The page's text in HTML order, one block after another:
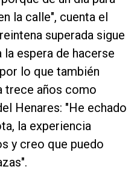
la calle", cuenta el
superada sigue
la espera de hacerse
lo que también
trece años como
Henares: "He echado
la experiencia
y creo que puedo